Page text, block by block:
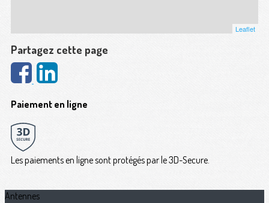
Leaflet
Partagez cette page
Paiement en ligne
Les paiements en ligne sont protégés par le 3D-Secure.
Antennes